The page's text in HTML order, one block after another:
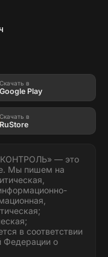
Скачать в
Google Play
Скачать в
RuStore
КОНТРОЛЬ» — это
Мы пишем на
в соответствии
Федерации о